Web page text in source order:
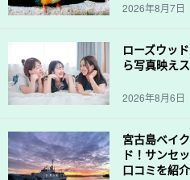
2026年8月7日
ローズウッ
ら写真映え
2026年8月6日
宮古島ベイ
ド！サンセ
口コミを紹介